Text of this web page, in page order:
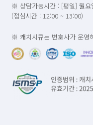
※ 상담가능시간 : [평일] 월
(점심시간 : 12:00 ~ 13:00)
※ 캐치시큐는 변호사가 운영